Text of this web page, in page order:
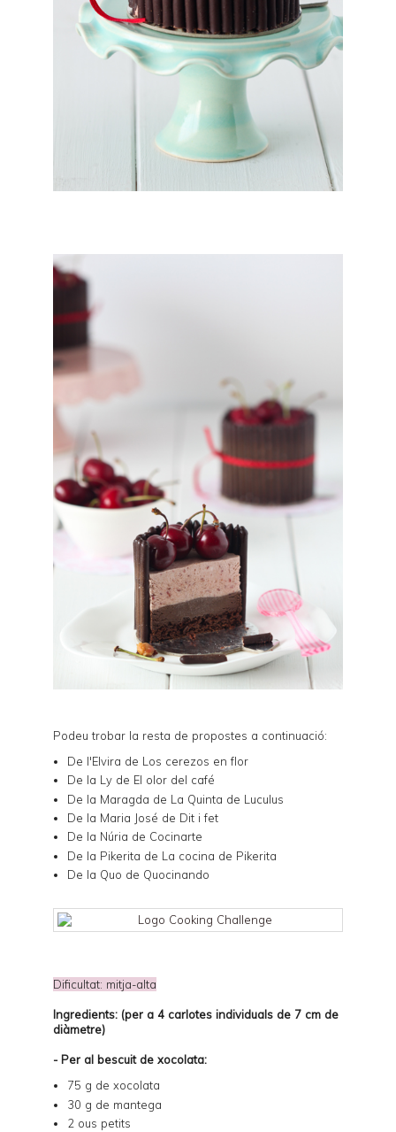
Podeu trobar la resta de propostes a continuació:
De l'Elvira de Los cerezos en flor
De la Ly de El olor del café
De la Maragda de La Quinta de Luculus
De la Maria José de Dit i fet
De la Núria de Cocinarte
De la Pikerita de La cocina de Pikerita
De la Quo de Quocinando
Dificultat: mitja-alta
Ingredients: (per a 4 carlotes individuals de 7 cm de
diàmetre)
- Per al bescuit de xocolata:
75 g de xocolata
30 g de mantega
2 ous petits